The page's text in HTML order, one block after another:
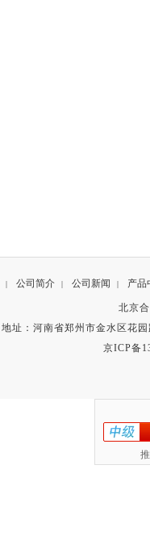
| 公司简介 | 公司新闻 | 产品
北京
地址：河南省郑州市金水区花
京ICP备